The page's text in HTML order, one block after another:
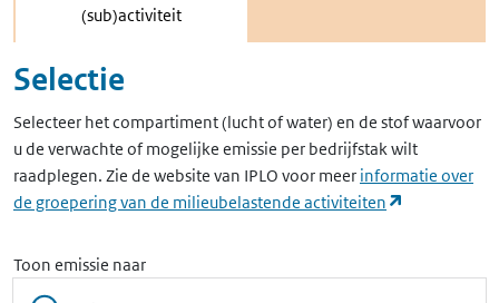
(sub)activiteit
Selectie
Selecteer het compartiment (lucht of water) en de stof waarvoor
u de verwachte of mogelijke emissie per bedrijfstak wilt
raadplegen. Zie de website van IPLO voor meer informatie over
de groepering van de milieubelastende activiteiten
Toon emissie naar